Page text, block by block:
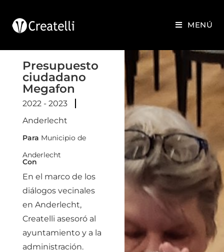
MENÚ
Presupuesto
ciudadano
Megafon
2022 - 2023
Anderlecht
Para Municipio de
Anderlecht
Con
En el marco de los
diálogos vecinales
en Anderlecht,
Createlli asesoró al
ayuntamiento y a la
administración.